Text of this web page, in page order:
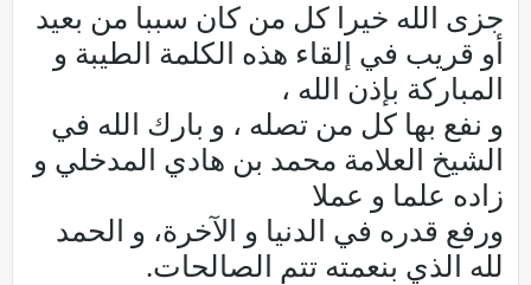
جزى الله خيرا كل من كان سببا من بعيد
أو قريب في إلقاء هذه الكلمة الطيبة و
المباركة بإذن الله ،
و نفع بها كل من تصله ، و بارك الله في
الشيخ العلامة محمد بن هادي المدخلي و
زاده علما و عملا
ورفع قدره في الدنيا و الآخرة، و الحمد
لله الذي بنعمته تتم الصالحات.